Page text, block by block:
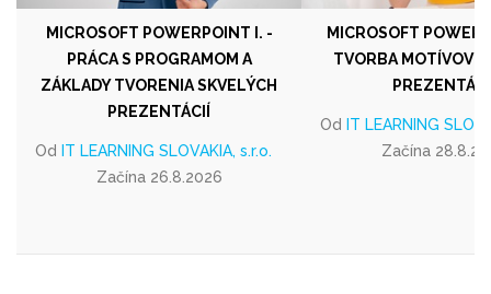
MICROSOFT POWERPOINT I. -
PRÁCA S PROGRAMOM A
ZÁKLADY TVORENIA SKVELÝCH
PREZENTÁCIÍ
Od IT LEARNING SLOVAKIA, s.r.o.
Začína 26.8.2026
MICROSOFT
TVORBA MOTÍVOV
Od IT LEARNING
Začína